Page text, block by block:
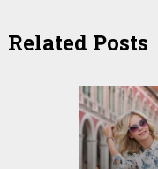
Related Posts